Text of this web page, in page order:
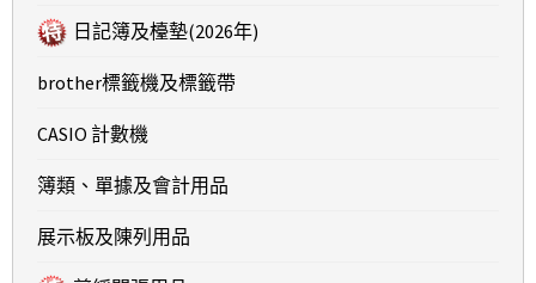
日記簿及檯墊(2026年)
brother標籤機及標籤帶
CASIO 計數機
簿類、單據及會計用品
展示板及陳列用品